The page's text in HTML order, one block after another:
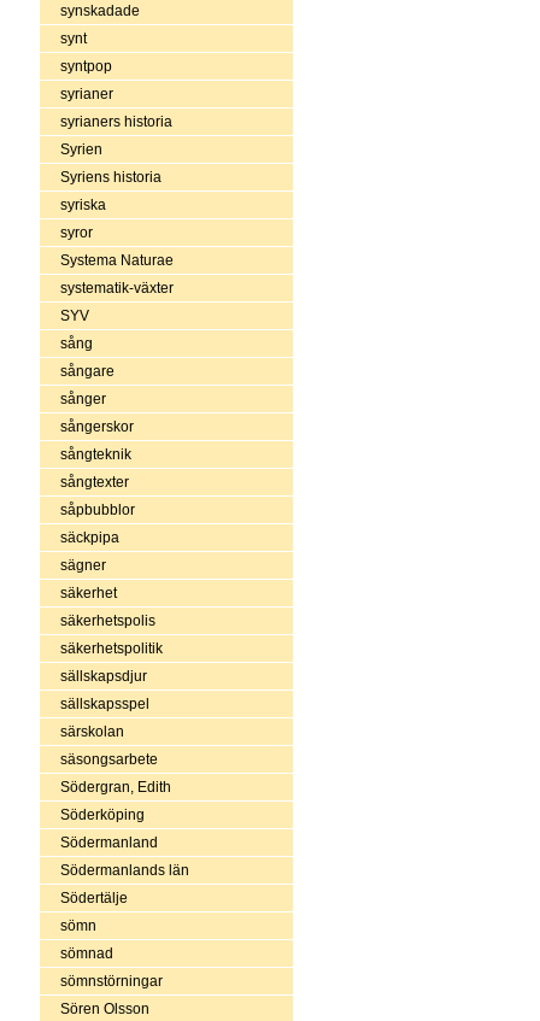
synskadade
synt
syntpop
syrianer
syrianers historia
Syrien
Syriens historia
syriska
syror
Systema Naturae
systematik-växter
SYV
sång
sångare
sånger
sångerskor
sångteknik
sångtexter
såpbubblor
säckpipa
sägner
säkerhet
säkerhetspolis
säkerhetspolitik
sällskapsdjur
sällskapsspel
särskolan
säsongsarbete
Södergran, Edith
Söderköping
Södermanland
Södermanlands län
Södertälje
sömn
sömnad
sömnstörningar
Sören Olsson